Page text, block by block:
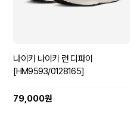
나이키 나이키 런 디파이
[HM9593/0128165]
79,000원